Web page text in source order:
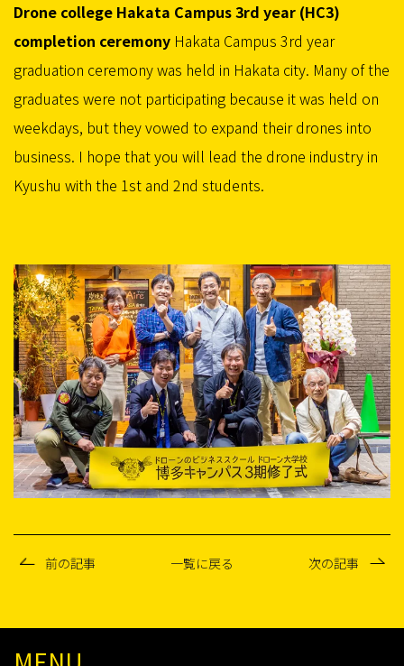
Drone college Hakata Campus 3rd year (HC3)
completion ceremony Hakata Campus 3rd year
graduation ceremony was held in Hakata city. Many of the
graduates were not participating because it was held on
weekdays, but they vowed to expand their drones into
business. I hope that you will lead the drone industry in
Kyushu with the 1st and 2nd students.
前の記事 一覧に戻る 次の記事